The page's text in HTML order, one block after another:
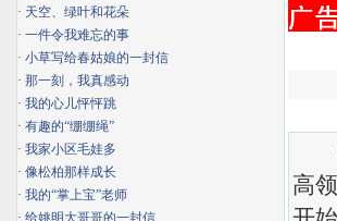
我
高
· 天空、绿叶和花朵
· 一件令我难忘的事
· 小草写给春姑娘的一封信
· 那一刻，我真感动
· 我的心儿怦怦跳
· 有趣的“绷绷绳”
· 我家小区毛娃多
· 像松柏那样成长
· 我的“掌上宝”老师
· 给姚明大哥哥的一封信